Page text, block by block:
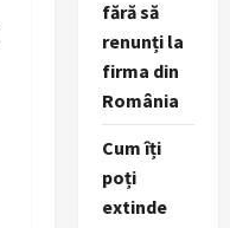
fără să
renunți la
firma din
România
Cum îți
poți
extinde